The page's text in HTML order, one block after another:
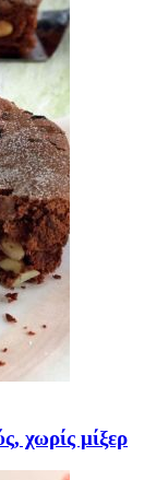
χωρίς μίξερ